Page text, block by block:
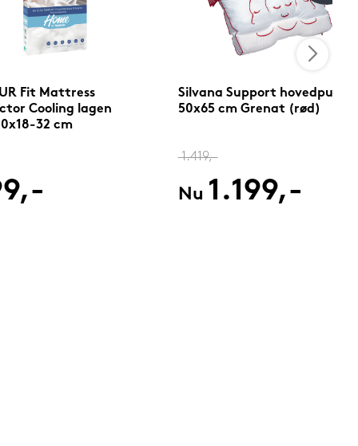
Fit Mattress
Cooling lagen
32 cm
Silvana Support hovedpude
50x65 cm Grenat (rød)
1.419,-
Nu 1.199,-